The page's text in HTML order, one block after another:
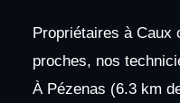
Propriétaires à Caux
proches, nos
À Pézenas (6.3 km